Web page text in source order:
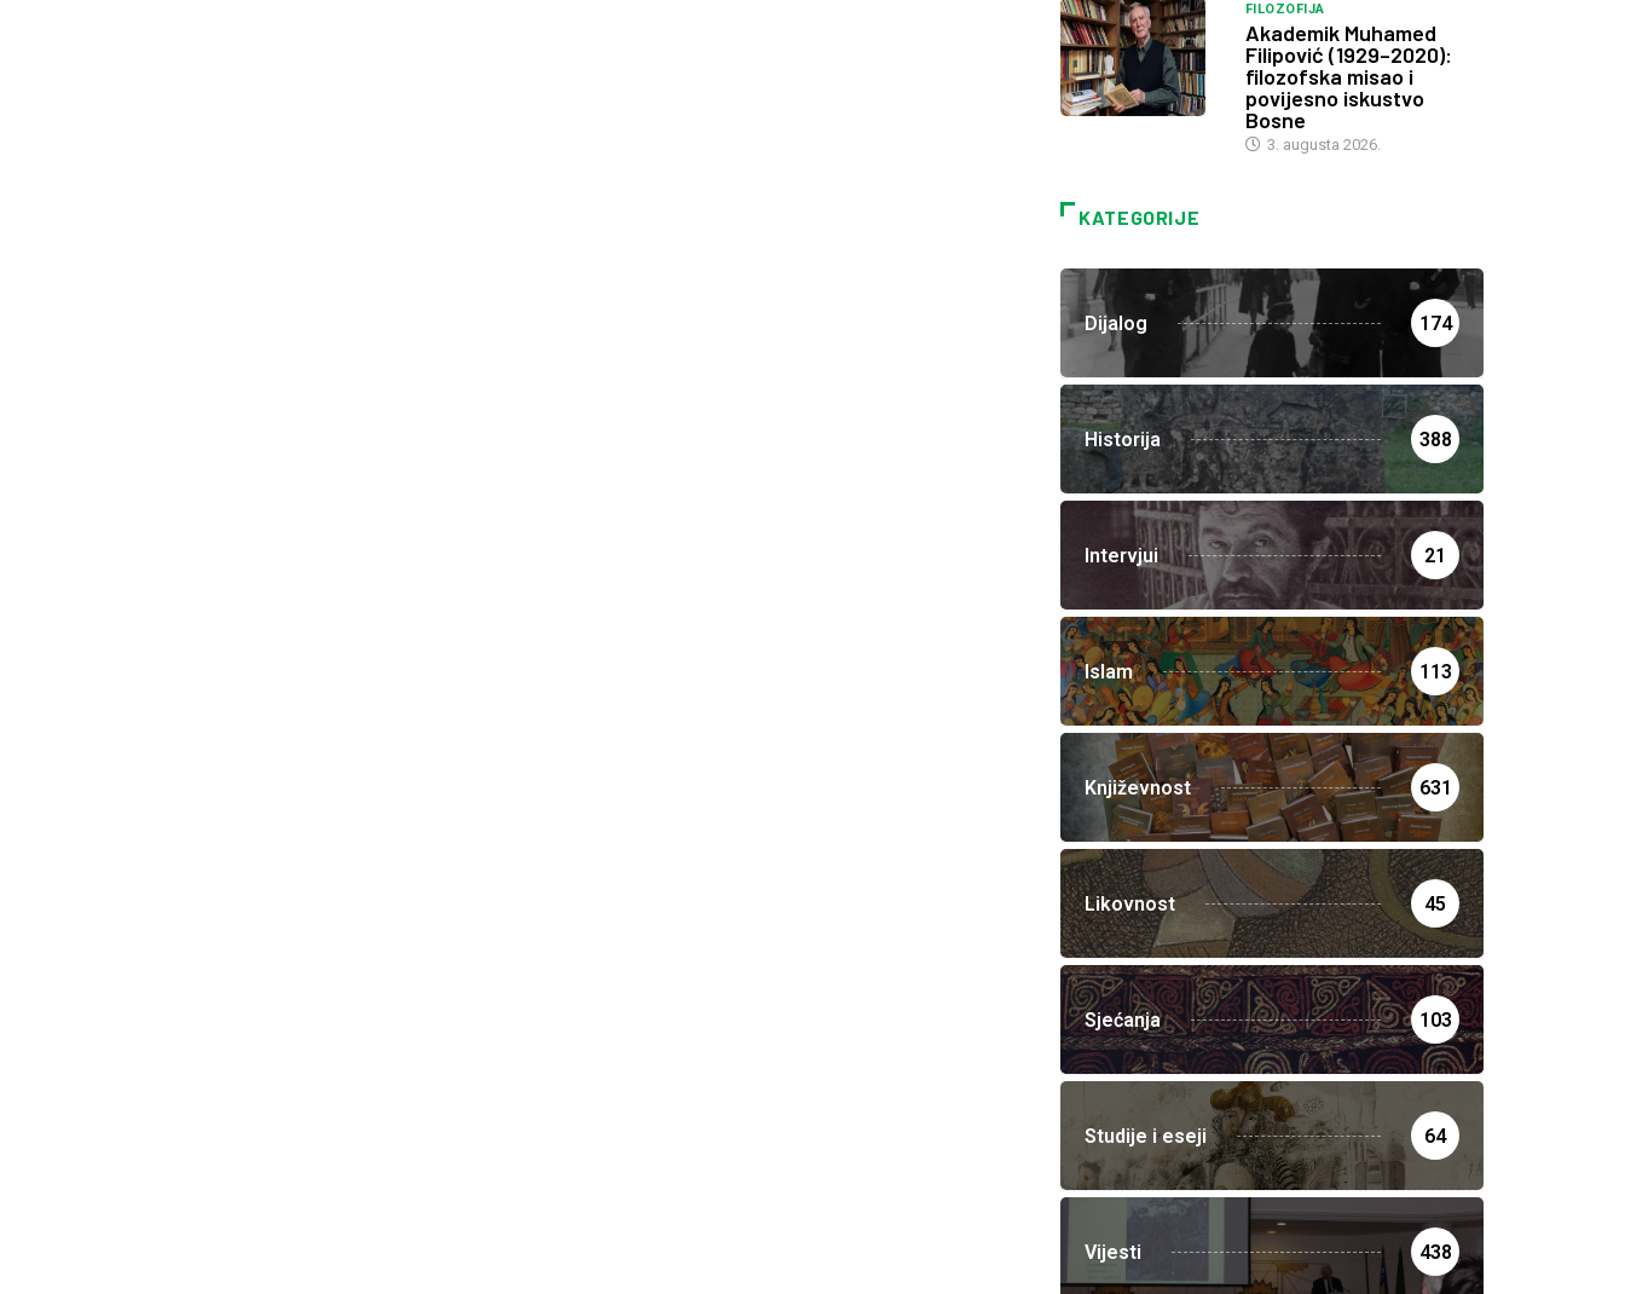
FILOZOFIJA
Akademik Muhamed
Filipović (1929–2020):
filozofska misao i
povijesno iskustvo
Bosne
3. augusta 2026.
KATEGORIJE
Dijalog 174
Historija 388
Intervjui 21
Islam 113
Književnost 631
Likovnost 45
Sjećanja 103
Studije i eseji 64
Vijesti 438